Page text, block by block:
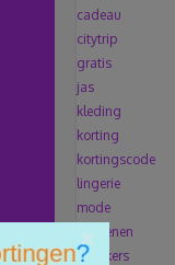
cadeau
citytrip
gratis
jas
kleding
korting
kortingscode
lingerie
mode
Schoenen
sneakers
×